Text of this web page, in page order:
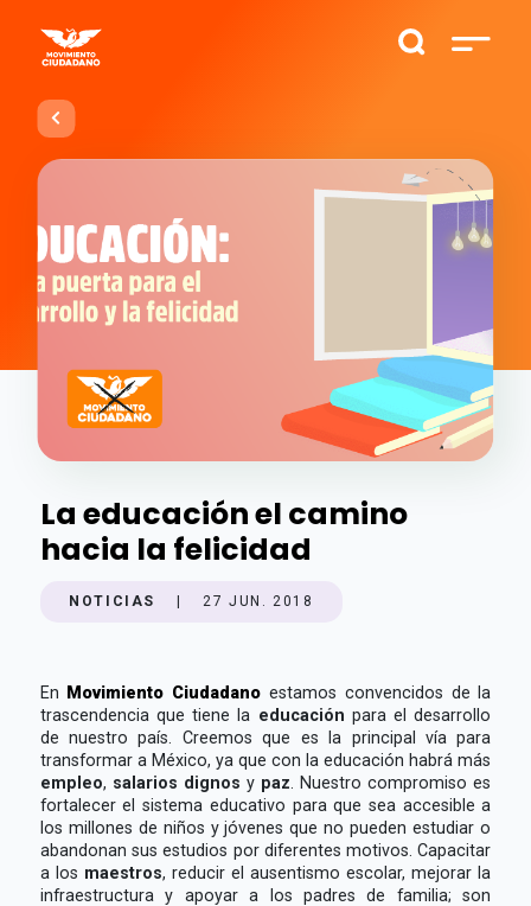
La educación el camino
hacia la felicidad
NOTICIAS 27 JUN. 2018
En Movimiento Ciudadano estamos convencidos de la
trascendencia que tiene la educación para el desarrollo
de nuestro país. Creemos que es la principal vía para
transformar a México, ya que con la educación habrá más
empleo, salarios dignos y paz . Nuestro compromiso es
fortalecer el sistema educativo para que sea accesible a
los millones de niños y jóvenes que no pueden estudiar o
abandonan sus estudios por diferentes motivos. Capacitar
a los maestros, reducir el ausentismo escolar, mejorar la
infraestructura y apoyar a los padres de familia; son